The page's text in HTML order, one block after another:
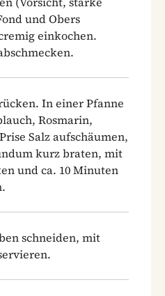
und Obers
einkochen.
In einer Pfanne
Rosmarin,
Salz aufschäumen,
kurz braten, mit
und ca. 10 Minuten
schneiden, mit